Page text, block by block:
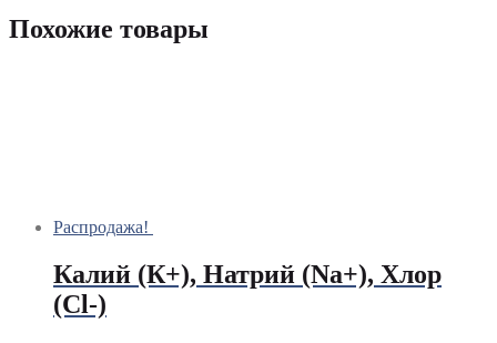
Похожие товары
Распродажа!
Калий (К+), Натрий (Na+), Хлор
(Сl-)